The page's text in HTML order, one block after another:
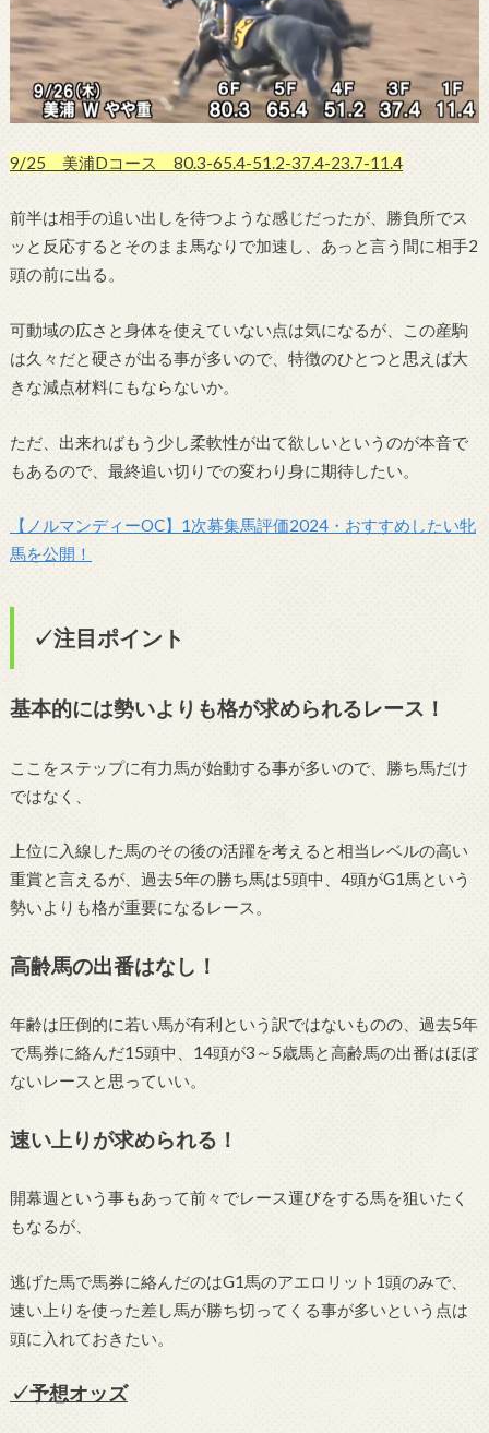
9/25 美浦Dコース 80.3-65.4-51.2-37.4-23.7-11.4
前半は相手の追い出しを待つような感じだったが、勝負所でス
ッと反応するとそのまま馬なりで加速し、あっと言う間に相手2
頭の前に出る。
可動域の広さと身体を使えていない点は気になるが、この産駒
は久々だと硬さが出る事が多いので、特徴のひとつと思えば大
きな減点材料にもならないか。
ただ、出来ればもう少し柔軟性が出て欲しいというのが本音で
もあるので、最終追い切りでの変わり身に期待したい。
【ノルマンディーOC】1次募集馬評価2024・おすすめしたい牝
馬を公開！
✓注目ポイント
基本的には勢いよりも格が求められるレース！
ここをステップに有力馬が始動する事が多いので、勝ち馬だけ
ではなく、
上位に入線した馬のその後の活躍を考えると相当レベルの高い
重賞と言えるが、過去5年の勝ち馬は5頭中、4頭がG1馬という
勢いよりも格が重要になるレース。
高齢馬の出番はなし！
年齢は圧倒的に若い馬が有利という訳ではないものの、過去5年
で馬券に絡んだ15頭中、14頭が3～5歳馬と高齢馬の出番はほぼ
ないレースと思っていい。
速い上りが求められる！
開幕週という事もあって前々でレース運びをする馬を狙いたく
もなるが、
逃げた馬で馬券に絡んだのはG1馬のアエロリット1頭のみで、
速い上りを使った差し馬が勝ち切ってくる事が多いという点は
頭に入れておきたい。
✓予想オッズ